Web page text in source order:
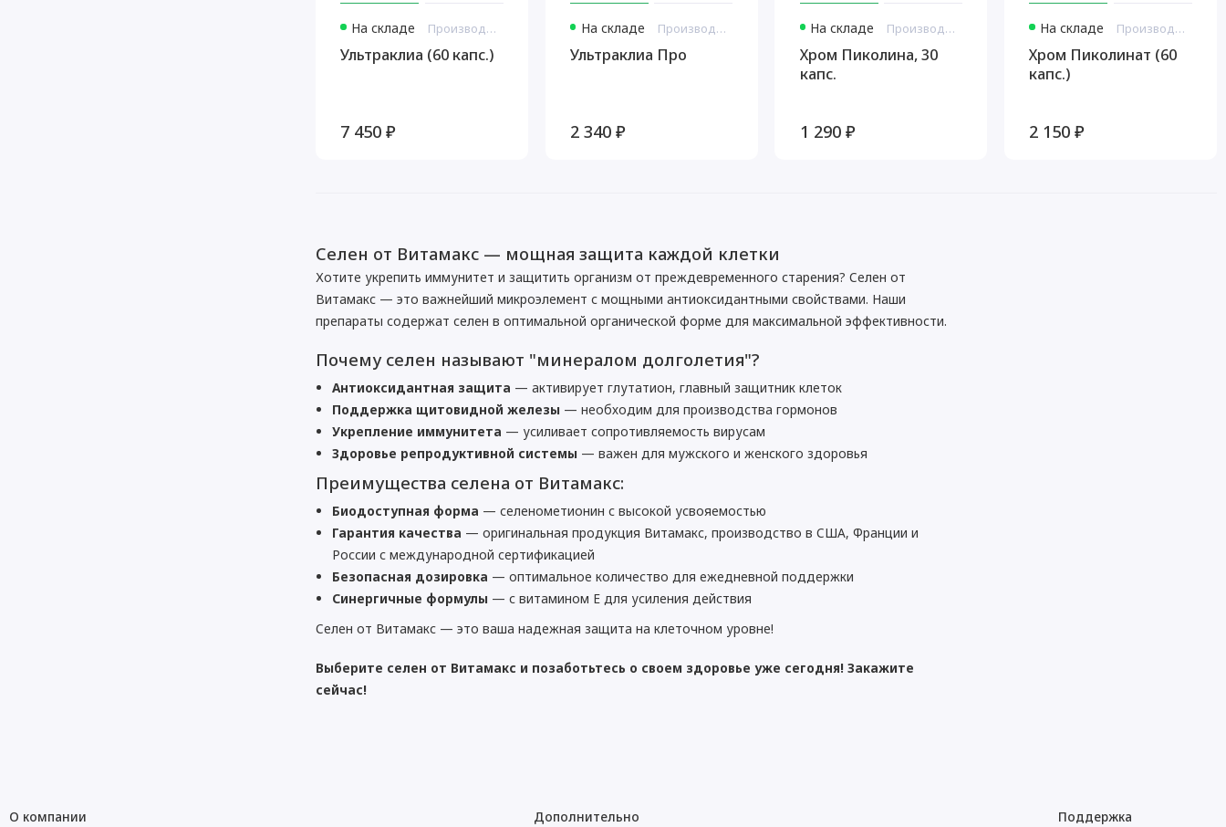
На складе Производитель: Витамакс США
Ультраклиа (60 капс.)
7 450 ₽
На складе Производитель: Витамакс Россия
Ультраклиа Про
2 340 ₽
На складе Производитель: Витамакс Россия
Хром Пиколина, 30
капс.
1 290 ₽
На складе Производитель: Витамакс Россия
Хром Пиколинат (60
капс.)
2 150 ₽
Селен от Витамакс — мощная защита каждой клетки
Хотите укрепить иммунитет и защитить организм от преждевременного старения? Селен от
Витамакс — это важнейший микроэлемент с мощными антиоксидантными свойствами. Наши
препараты содержат селен в оптимальной органической форме для максимальной эффективности.
Почему селен называют "минералом долголетия"?
Антиоксидантная защита — активирует глутатион, главный защитник клеток
Поддержка щитовидной железы — необходим для производства гормонов
Укрепление иммунитета — усиливает сопротивляемость вирусам
Здоровье репродуктивной системы — важен для мужского и женского здоровья
Преимущества селена от Витамакс:
Биодоступная форма — селенометионин с высокой усвояемостью
Гарантия качества — оригинальная продукция Витамакс, производство в США, Франции и
России с международной сертификацией
Безопасная дозировка — оптимальное количество для ежедневной поддержки
Синергичные формулы — с витамином E для усиления действия
Селен от Витамакс — это ваша надежная защита на клеточном уровне!
Выберите селен от Витамакс и позаботьтесь о своем здоровье уже сегодня! Закажите
сейчас!
О компании Дополнительно Поддержка